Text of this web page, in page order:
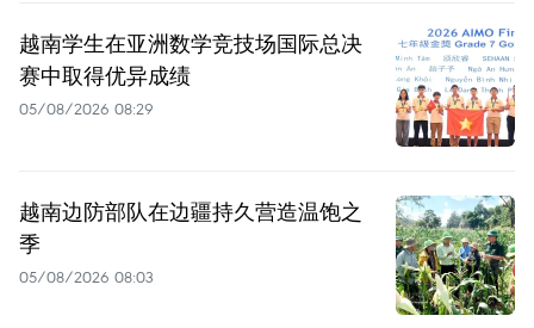
越南学生在亚洲数学竞技场国际总决
赛中取得优异成绩
05/08/2026 08:29
越南边防部队在边疆持久营造温饱之
季
05/08/2026 08:03